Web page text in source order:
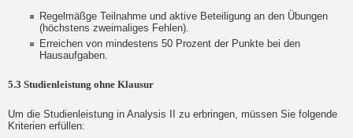
Regelmäßge Teilnahme und aktive Beteiligung an den Übungen
(höchstens zweimaliges Fehlen).
Erreichen von mindestens 50 Prozent der Punkte bei den
Hausaufgaben.
5.3 Studienleistung ohne Klausur
Um die Studienleistung in Analysis II zu erbringen, müssen Sie folgende
Kriterien erfüllen: